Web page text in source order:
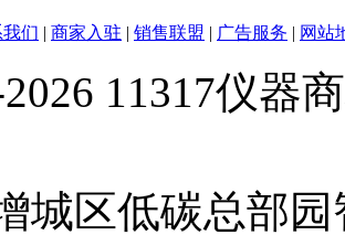
们 | 商家入驻 | 销售联盟 | 广告服务 | 网站
11317仪器
城区低碳总部园智